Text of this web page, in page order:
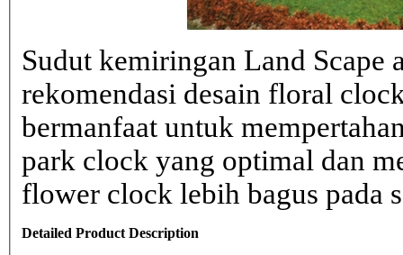
Sudut kemiringan Land Scape
rekomendasi desain floral
bermanfaat untuk
park clock yang optimal dan
flower clock lebih bagus pada
Detailed Product Description